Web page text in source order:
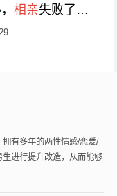
相亲失败了该
有多年的两性情感/恋爱/
进行提升改造，从而能够